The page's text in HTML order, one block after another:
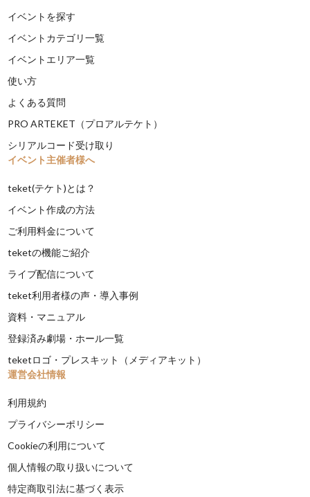
イベントを探す
イベントカテゴリ一覧
イベントエリア一覧
使い方
よくある質問
PRO ARTEKET（プロアルテケト）
シリアルコード受け取り
イベント主催者様へ
teket(テケト)とは？
イベント作成の方法
ご利用料金について
teketの機能ご紹介
ライブ配信について
teket利用者様の声・導入事例
資料・マニュアル
登録済み劇場・ホール一覧
teketロゴ・プレスキット（メディアキット）
運営会社情報
利用規約
プライバシーポリシー
Cookieの利用について
個人情報の取り扱いについて
特定商取引法に基づく表示